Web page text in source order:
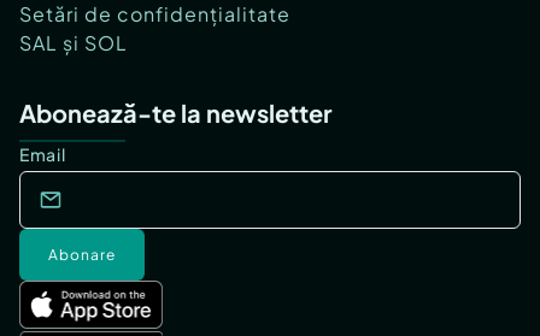
Setări de confidențialitate
SAL și SOL
Abonează-te la newsletter
Email
Abonare